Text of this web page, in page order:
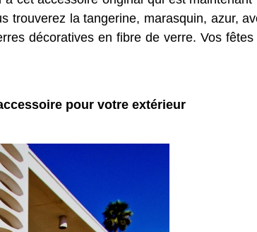
trouverez la tangerine, marasquin, azur,
décoratives en fibre de verre. Vos
pour votre extérieur